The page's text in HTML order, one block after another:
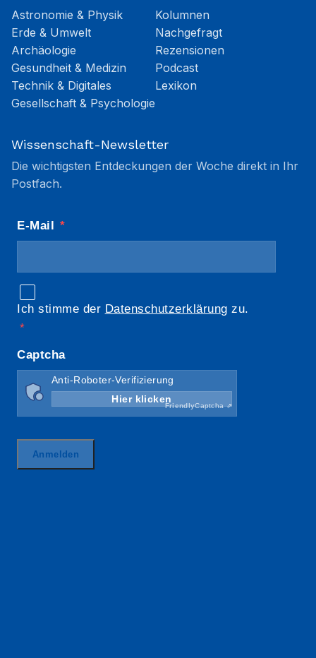
Astronomie & Physik
Erde & Umwelt
Archäologie
Gesundheit & Medizin
Technik & Digitales
Gesellschaft & Psychologie
Kolumnen
Nachgefragt
Rezensionen
Podcast
Lexikon
Wissenschaft-Newsletter
Die wichtigsten Entdeckungen der Woche direkt in Ihr
Postfach.